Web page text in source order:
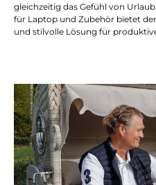
gleichzeitig das Gefühl von
für Laptop und Zubehör bietet
und stilvolle Lösung für